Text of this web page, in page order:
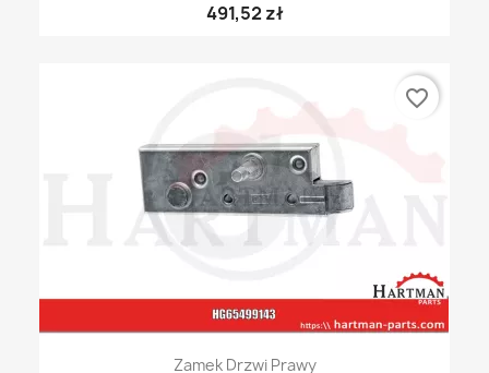
491,52 zł
Zamek Drzwi Prawy
favorite_border